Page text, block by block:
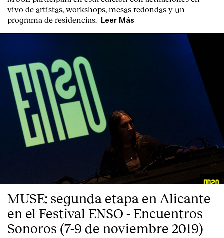
vivo de artistas, workshops, mesas redondas y un
programa de residencias.
Leer Más
MUSE: segunda etapa en Alicante
en el Festival ENSO - Encuentros
Sonoros (7-9 de noviembre 2019)